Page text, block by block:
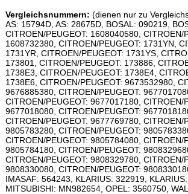
Vergleichsnummern: (dienen nur zu
AS: 15794D, AS: 28675D, BOSAL: 090219,
CITROEN/PEUGEOT: 1608040580, CITROEN/
1608732380, CITROEN/PEUGEOT: 1731YN,
1731YR, CITROEN/PEUGEOT: 1731YS,
173801, CITROEN/PEUGEOT: 173886,
1738E3, CITROEN/PEUGEOT: 1738E4,
1738E6, CITROEN/PEUGEOT: 9673532980,
9676885380, CITROEN/PEUGEOT:
CITROEN/PEUGEOT: 9677017180, CITROEN/
9677018080, CITROEN/PEUGEOT:
CITROEN/PEUGEOT: 9677769780, CITROEN/
9805783280, CITROEN/PEUGEOT:
CITROEN/PEUGEOT: 9805784080, CITROEN/
9805784180, CITROEN/PEUGEOT:
CITROEN/PEUGEOT: 9808329780, CITROEN/
9808330080, CITROEN/PEUGEOT:
IMASAF: 564243, KLARIUS: 322919,
MITSUBISHI: MN982654, OPEL: 3560750,